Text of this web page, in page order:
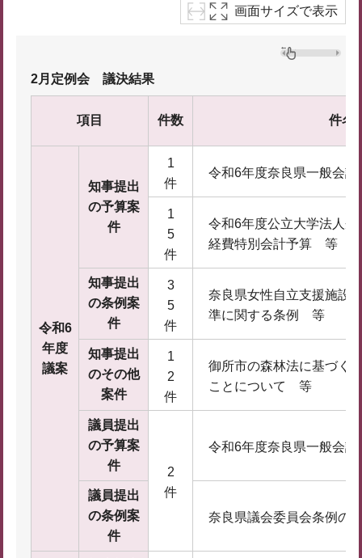
画面サイズで表示
2月定例会 議決結果
項目 件数 件名
令和6
年度
議案
知事提出
の予算案
件
1
件
令和6年度奈良県一般会計
1
5
件
令和6年度公立大学法人
経費特別会計予算 等
知事提出
の条例案
件
3
5
件
奈良県女性自立支援施設
準に関する条例 等
知事提出
のその他
案件
1
2
件
御所市の森林法に基づく
ことについて 等
議員提出
の予算案
件
2
件
令和6年度奈良県一般会
議員提出
の条例案
件
奈良県議会委員会条例の